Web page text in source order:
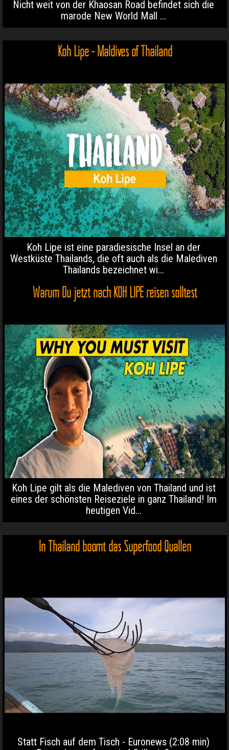
Nicht weit von der Khaosan Road befindet sich die
marode New World Mall ...
Koh Lipe - Maldives of Thailand
Koh Lipe ist eine paradiesische Insel an der
Westküste Thailands, die oft auch als die Malediven
Thailands bezeichnet wi...
Warum Du jetzt nach KOH LIPE reisen solltest
Koh Lipe gilt als die Malediven von Thailand und ist
eines der schönsten Reiseziele in ganz Thailand! Im
heutigen Vid...
In Thailand boomt das Superfood Quallen
Statt Fisch auf dem Tisch - Euronews (2:08 min)